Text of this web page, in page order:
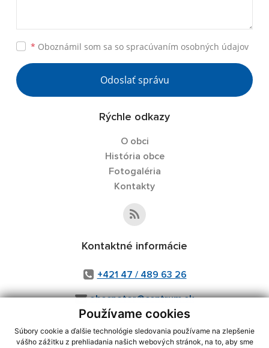
Používame cookies
Súbory cookie a ďalšie technológie sledovania používame na zlepšenie
vášho zážitku z prehliadania našich webových stránok, na to, aby sme
* Oboznámil som sa so spracúvaním osobných údajov
Odoslať správu
Rýchle odkazy
O obci
História obce
Fotogaléria
Kontakty
Kontaktné informácie
+421 47 / 489 63 26
obecpotor@centrum.sk